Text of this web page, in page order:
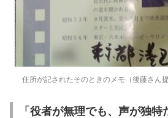
住所が記されたそのときのメモ（後藤さん提
「役者が無理でも、声が独